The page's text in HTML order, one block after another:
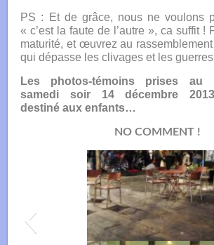
PS : Et de grâce, nous ne voulons
« c’est la faute de l’autre », ca suffit !
maturité, et œuvrez au
qui dépasse les clivages et les
Les photos-témoins prises au
samedi soir 14 décembre
destiné aux enfants…
NO COMMENT !